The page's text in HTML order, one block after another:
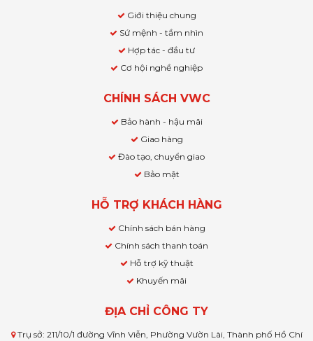
Giới thiệu chung
Sứ mệnh - tầm nhìn
Hợp tác - đầu tư
Cơ hội nghề nghiệp
CHÍNH SÁCH VWC
Bảo hành - hậu mãi
Giao hàng
Đào tạo, chuyển giao
Bảo mật
HỖ TRỢ KHÁCH HÀNG
Chính sách bán hàng
Chính sách thanh toán
Hỗ trợ kỹ thuật
Khuyến mãi
ĐỊA CHỈ CÔNG TY
Trụ sở: 211/10/1 đường Vĩnh Viễn, Phường Vườn Lài, Thành phố Hồ Chí